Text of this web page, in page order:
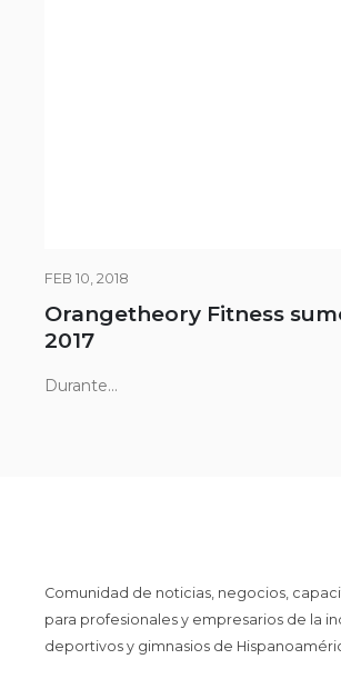
FEB 10, 2018
Orangetheory Fitness
2017
Durante...
Comunidad de noticias, negocios,
para profesionales y empresarios de la
deportivos y gimnasios de